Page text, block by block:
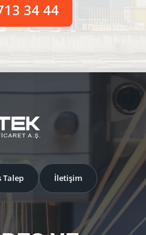
34 44
Talep İletişim